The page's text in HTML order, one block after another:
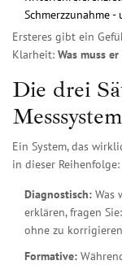
Schmerzzunahme
Ersteres gibt ein
Klarheit: Was muss
Die drei
Ein System, das
in dieser Reihenfolge:
Diagnostisch: Was
erklären, fragen
ohne zu
Formative: